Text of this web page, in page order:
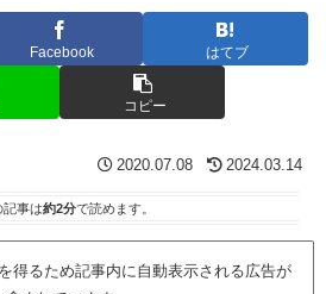
Facebook はてブ
コピー
2020.07.08 2024.03.14
記事は約2分で読めます。
得るため記事内に自動表示される広告が